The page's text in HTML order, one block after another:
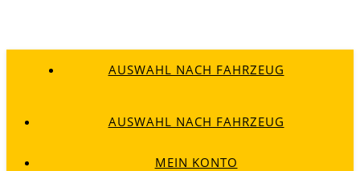
AUSWAHL NACH FAHRZEUG
AUSWAHL NACH FAHRZEUG
MEIN KONTO